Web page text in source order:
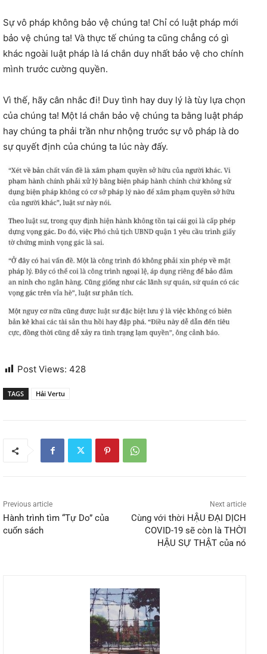
Sự vô pháp không bảo vệ chúng ta! Chỉ có luật pháp mới
bảo vệ chúng ta! Và thực tế chúng ta cũng chẳng có gì
khác ngoài luật pháp là lá chắn duy nhất bảo vệ cho chính
mình trước cường quyền.
Vì thế, hãy cân nhắc đi! Duy tình hay duy lý là tùy lựa chọn
của chúng ta! Một lá chắn bảo vệ chúng ta bằng luật pháp
hay chúng ta phải trần như nhộng trước sự vô pháp là do
sự quyết định của chúng ta lúc này đấy.
Post Views: 428
TAGS Hải Vertu
Previous article
Hành trình tìm “Tự Do” của
cuốn sách
Next article
Cùng với thời HẬU ĐẠI DỊCH
COVID-19 sẽ còn là THỜI
HẬU SỰ THẬT của nó